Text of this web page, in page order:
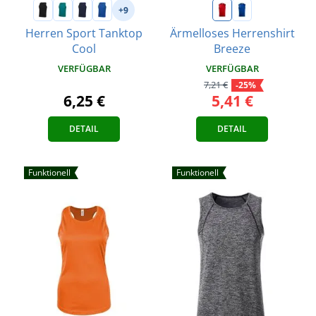
+9
Herren Sport Tanktop
Cool
VERFÜGBAR
6,25 €
DETAIL
Ärmelloses Herrenshirt
Breeze
VERFÜGBAR
7,21 €
-25%
5,41 €
DETAIL
Funktionell Funktionell